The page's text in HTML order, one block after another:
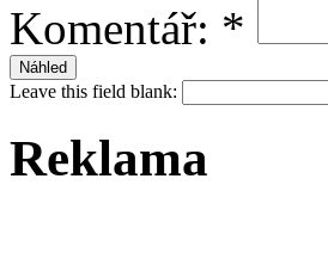
Komentář: *
Leave this field blank:
Reklama